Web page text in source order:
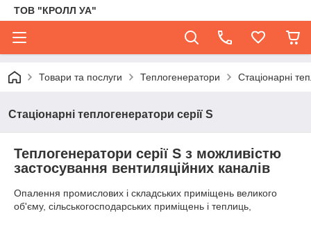
ТОВ "КРОЛЛ УА"
Товари та послуги Теплогенератори Стаціонарні
Стаціонарні теплогенератори серії S
Теплогенератори серії S з можливістю
застосування вентиляційних каналів
Опалення промислових і складських приміщень великого
об'єму, сільськогосподарських приміщень і теплиць,